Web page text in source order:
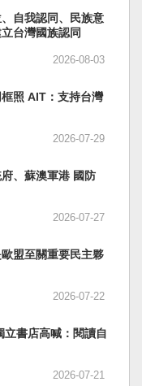
辦常務副主任
新的河北黨書記
國之聲與紐約
控制平台被登錄
論員）
、自我認同、民族意
台灣國族認同
2026-08-03
照 AIT：支持台灣
2026-07-29
、蘇澳軍港 國防
2026-07-27
盟至關重要民主夥
2026-07-22
立書店高喊：閱讀自
2026-07-21